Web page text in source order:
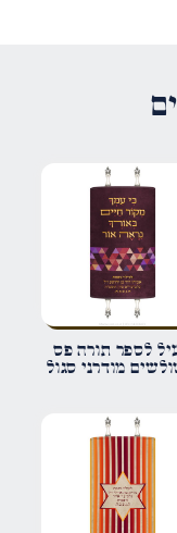
הבאה שאגיב.
לספר תורה פס
מודרני סגול